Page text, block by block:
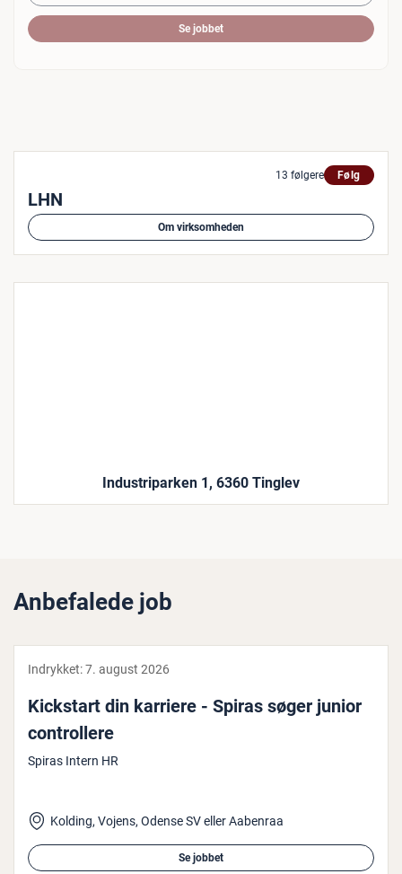
Se jobbet
13 følgere Følg
LHN
Om virksomheden
Industriparken 1, 6360 Tinglev
Anbefalede job
Indrykket:7. august 2026
Kickstart din karriere - Spiras søger junior
con­trol­le­re
Spiras Intern HR
Kolding, Vojens, Odense SV eller Aabenraa
Se jobbet